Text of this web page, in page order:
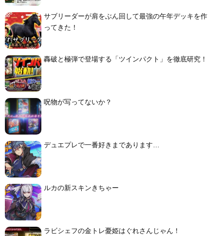
サブリーダーが肩をぶん回して最強の午年デッキを作
ってきた！
轟破と極弾で登場する「ツインパクト」を徹底研究！
呪物が写ってないか？
デュエプレで一番好きまであります…
ルカの新スキンきちゃー
ラビシェフの金トレ憂姫はぐれさんじゃん！